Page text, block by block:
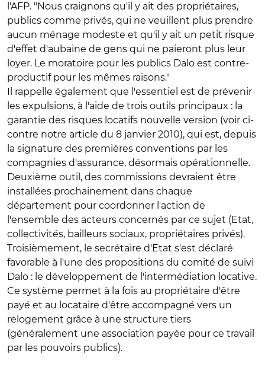
l'AFP. "Nous craignons qu'il y ait des propriétaires,
publics comme privés, qui ne veuillent plus prendre
aucun ménage modeste et qu'il y ait un petit risque
d'effet d'aubaine de gens qui ne paieront plus leur
loyer. Le moratoire pour les publics Dalo est contre-
productif pour les mêmes raisons."
Il rappelle également que l'essentiel est de prévenir
les expulsions, à l'aide de trois outils principaux : la
garantie des risques locatifs nouvelle version (voir ci-
contre notre article du 8 janvier 2010), qui est, depuis
la signature des premières conventions par les
compagnies d'assurance, désormais opérationnelle.
Deuxième outil, des commissions devraient être
installées prochainement dans chaque
département pour coordonner l'action de
l'ensemble des acteurs concernés par ce sujet (Etat,
collectivités, bailleurs sociaux, propriétaires privés).
Troisièmement, le secrétaire d'Etat s'est déclaré
favorable à l'une des propositions du comité de suivi
Dalo : le développement de l'intermédiation locative.
Ce système permet à la fois au propriétaire d'être
payé et au locataire d'être accompagné vers un
relogement grâce à une structure tiers
(généralement une association payée pour ce travail
par les pouvoirs publics).